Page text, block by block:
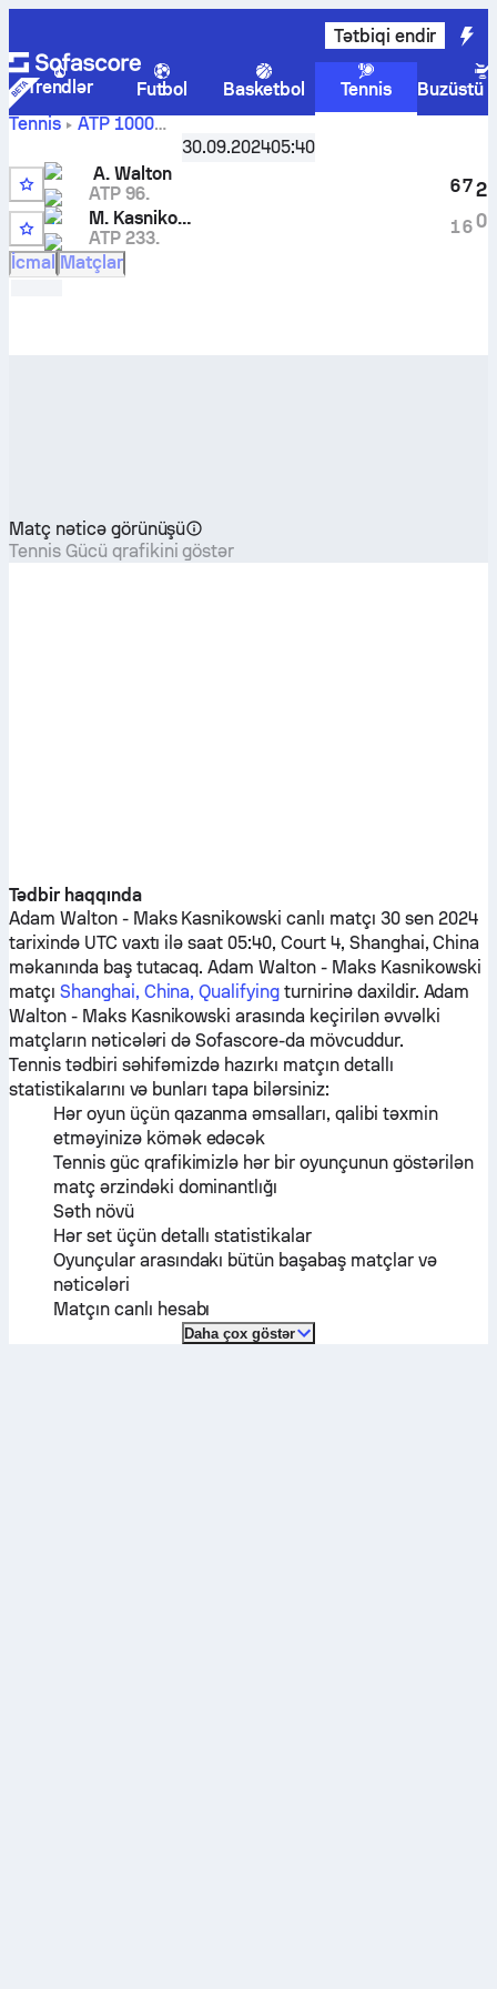
Tətbiqi endir
Trendlər Futbol Basketbol Tennis
Buzüstü
Tennis
ATP 1000
Shanghai, China, Qualifying,1. təsnifat mərhələsi
Adam Walton- Maks Kasnikowski
mübarizə nəticələri
30.09.202405:40
3
A. Walton
ATP 96.
M. Kasnikowski
ATP 233.
6
1
7
6
2
0
İcmal Matçlar
Matç nəticə görünüşü
Tennis Gücü qrafikini göstər
Tədbir haqqında
Adam Walton- Maks Kasnikowski canlı matçı 30 sen 2024
tarixində UTC vaxtı ilə saat 05:40, Court 4, Shanghai, China
məkanında baş tutacaq.Adam Walton - Maks Kasnikowski
matçı Shanghai, China, Qualifying turnirinə daxildir. Adam
Walton- Maks Kasnikowski arasında keçirilən əvvəlki
matçların nəticələri də Sofascore-da mövcuddur.
Tennis tədbiri səhifəmizdə hazırkı matçın detallı
statistikalarını və bunları tapa bilərsiniz:
Hər oyun üçün qazanma əmsalları, qalibi təxmin
etməyinizə kömək edəcək
Tennis güc qrafikimizlə hər bir oyunçunun göstərilən
matç ərzindəki dominantlığı
Səth növü
Hər set üçün detallı statistikalar
Oyunçular arasındakı bütün başabaş matçlar və
nəticələri
Matçın canlı hesabı
Daha çox göstər